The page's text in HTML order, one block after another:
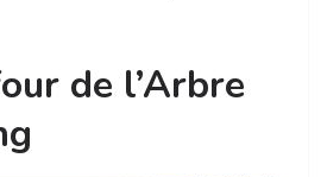
de l’Arbre